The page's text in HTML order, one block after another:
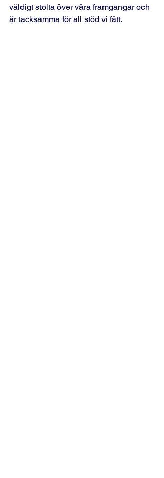
väldigt stolta över våra framgångar och
är tacksamma för all stöd vi fått.